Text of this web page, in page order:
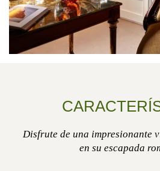
Disfrute de una impresionante
en su escapada